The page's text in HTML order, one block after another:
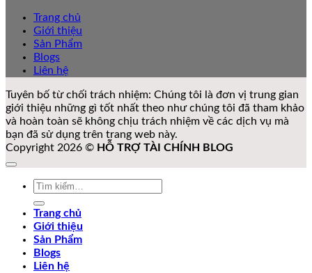
Trang chủ
Giới thiệu
Sản Phẩm
Blogs
Liên hệ
Tuyên bố từ chối trách nhiệm: Chúng tôi là đơn vị trung gian
giới thiệu những gì tốt nhất theo như chúng tôi đã tham khảo
và hoàn toàn sẽ không chịu trách nhiệm về các dịch vụ mà
bạn đã sử dụng trên trang web này.
Copyright 2026 © HỖ TRỢ TÀI CHÍNH BLOG
Tìm
Trang chủ
Giới thiệu
Sản Phẩm
Blogs
Liên hệ